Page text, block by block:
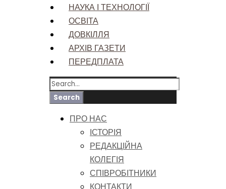
НАУКА І ТЕХНОЛОГІЇ
ОСВІТА
ДОВКІЛЛЯ
АРХІВ ГАЗЕТИ
ПЕРЕДПЛАТА
ПРО НАС
ІСТОРІЯ
РЕДАКЦІЙНА
КОЛЕГІЯ
СПІВРОБІТНИКИ